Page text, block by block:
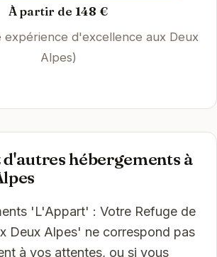
À partir de 148 €
d'excellence aux Deux
Alpes)
hébergements à
'L'Appart' : Votre Refuge de
Deux Alpes' ne correspond pas
à vos attentes, ou si vous